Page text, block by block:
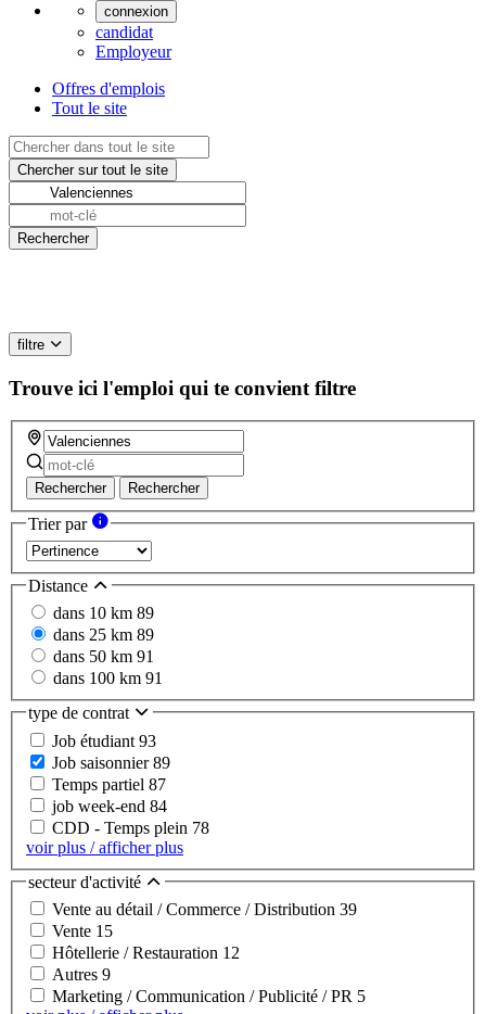
connexion
candidat
Employeur
Offres d'emplois
Tout le site
filtre
Trouve ici l'emploi qui te convient filtre
Rechercher Rechercher
Trier par
Distance
dans 10 km 89
dans 25 km 89
dans 50 km 91
dans 100 km 91
type de contrat
Job étudiant 93
Job saisonnier89
Temps partiel 87
job week-end 84
CDD - Temps plein 78
voir plus / afficher plus
secteur d'activité
Vente au détail / Commerce / Distribution 39
Vente 15
Hôtellerie / Restauration 12
Autres 9
Marketing / Communication / Publicité / PR 5